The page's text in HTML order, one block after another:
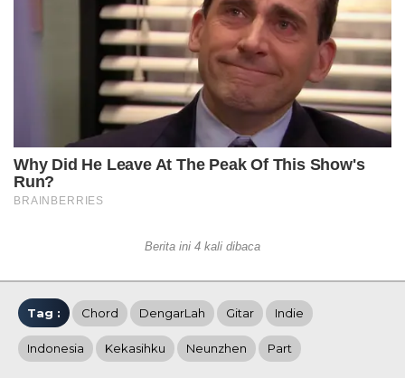
Berita ini 4 kali dibaca
Tag : Chord DengarLah Gitar Indie
Indonesia Kekasihku Neunzhen Part